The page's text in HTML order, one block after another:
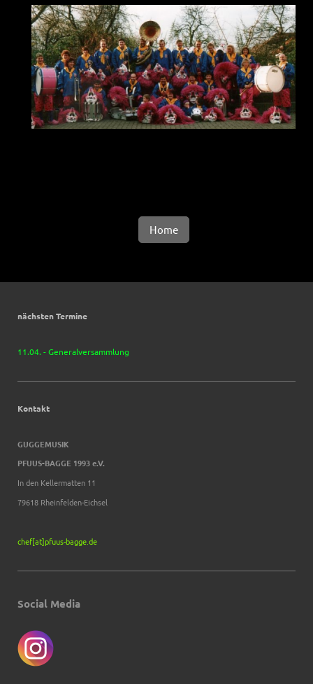
Home
nächsten Termine
11.04. - Generalversammlung
Kontakt
GUGGEMUSIK
PFUUS-BAGGE 1993 e.V.
In den Kellermatten 11
79618 Rheinfelden-Eichsel
chef[at]pfuus-bagge.de
Social Media